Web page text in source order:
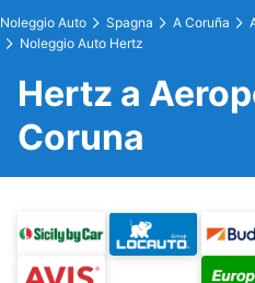
Noleggio Auto Spagna A Coruña
Noleggio Auto Hertz
Hertz a
Coruna